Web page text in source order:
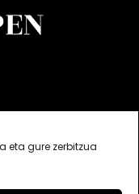
eta gure zerbitzua